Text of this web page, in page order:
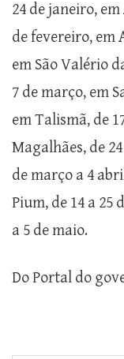
24 de janeiro,
de fevereiro, em
em São Valério
7 de março, em
em Talismã, de
Magalhães, de
de março a 4
Pium, de 14 a 25
a 5 de maio.
Do Portal do